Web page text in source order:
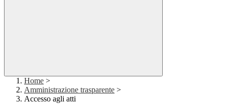
Home >
Amministrazione trasparente >
Accesso agli atti